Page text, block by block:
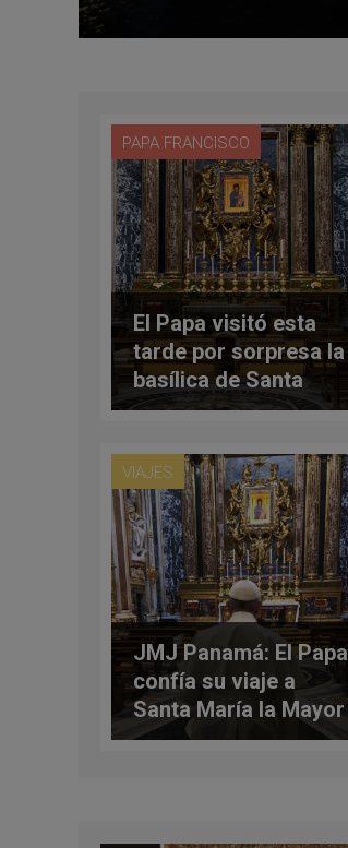
PAPA FRANCISCO
El Papa visitó esta
tarde por sorpresa la
basílica de Santa
María la Mayor
VIAJES
JMJ Panamá: El Papa
confía su viaje a
Santa María la Mayor